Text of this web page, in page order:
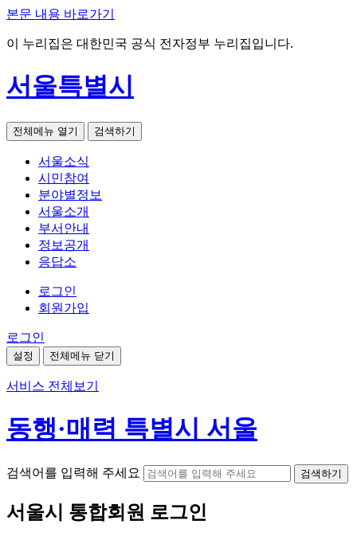
본문 내용 바로가기
이 누리집은 대한민국 공식 전자정부 누리집입니다.
서울특별시
전체메뉴 열기 검색하기
서울소식
시민참여
분야별정보
서울소개
부서안내
정보공개
응답소
로그인
회원가입
로그인
설정 전체메뉴 닫기
서비스 전체보기
동행·매력 특별시 서울
검색어를 입력해 주세요 검색하기
서울시 통합회원 로그인